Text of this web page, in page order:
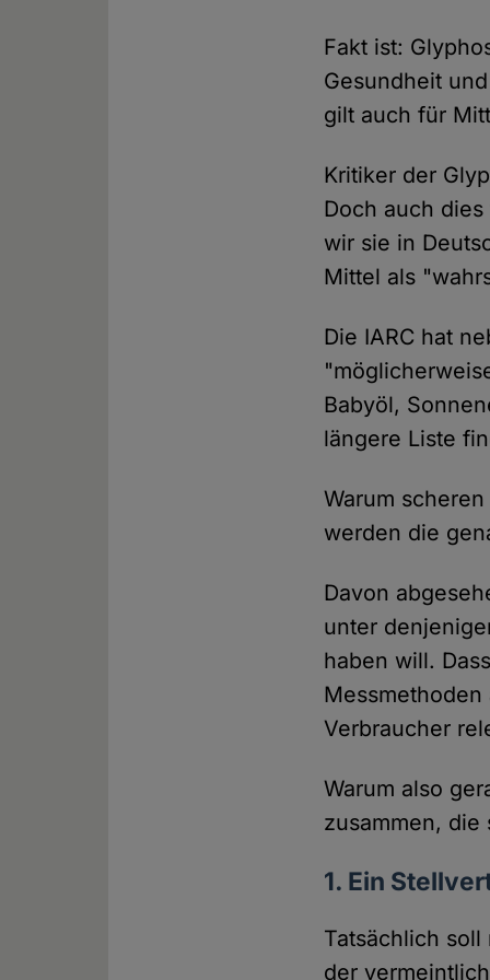
Fakt ist:
Gesundheit
gilt auch für
Kritiker der
Doch auch
wir sie in
Mittel als
Die IARC hat
Babyöl,
längere Liste
Warum
werden die
Davon
unter
haben will.
Verbraucher
Warum also
zusammen, die
1. Ein
Tatsächlich
der